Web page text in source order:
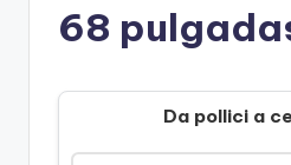
68
Da pollici a